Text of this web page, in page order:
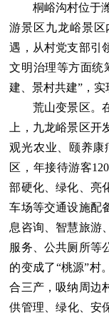
桐峪沟村位于潍
游景区九龙峪景
遇，从村党支部引
文明治理等方面统
建、景村共建”，实
荒山变景区。在
上，九龙峪景区开
观光农业、颐养康
区，年接待游客
部硬化、绿化、亮
车场等交通设施配
息咨询、智慧旅游
服务、公共厕所等
的变成了“桃源”村
合三产，吸纳周边
供管理、绿化、安